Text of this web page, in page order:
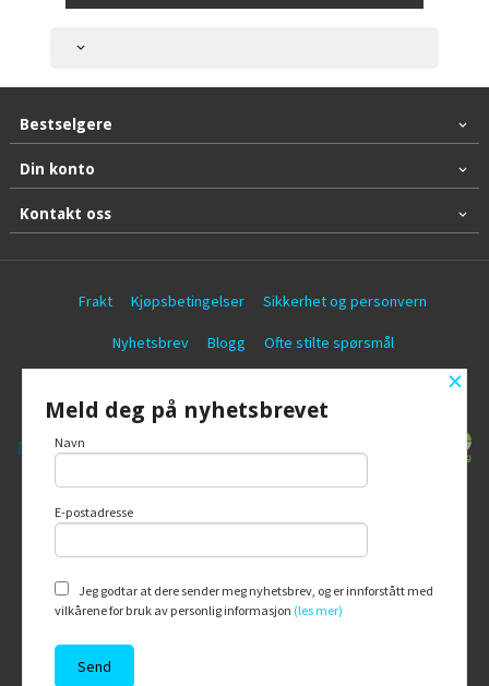
Bestselgere
Din konto
Kontakt oss
Frakt Kjøpsbetingelser Sikkerhet og personvern
Nyhetsbrev Blogg Ofte stilte spørsmål
Vår nettbutikk bruker cookies slik at du
yte deg bedre service. Vi bruker cookies
hovedsaklig til å lagre
innloggingsdetaljer og huske hva du
bruke siden som normalt om du godtar
×
Meld deg på nyhetsbrevet
Navn
E-postadresse
Jeg godtar at dere sender meg nyhetsbrev, og er innforstått med
vilkårene for bruk av personlig informasjon (les mer)